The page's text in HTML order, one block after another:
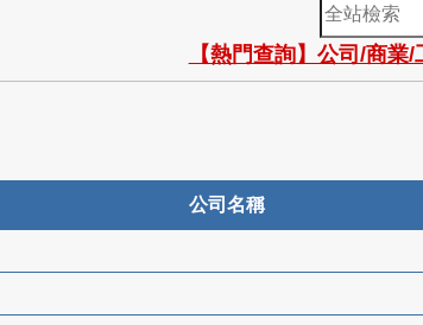
站
檢
索
【熱門查詢】公司/商業
公司名稱